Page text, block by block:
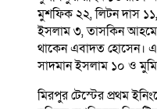
মুশফিক ২২, লিটন দাস
ইসলাম ৩, তাসকিন
থাকেন এবাদত হোসেন।
সাদমান ইসলাম ১০ ও
মিরপুর টেস্টের প্রথম